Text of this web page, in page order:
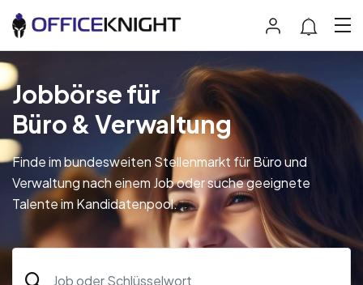
Jobbörse für
Büro & Verwaltung
Finde im bundesweiten Stellenmarkt für Büro und
Verwaltung nach einem Job oder suche geeignete
Talente im Kandidatenpool.